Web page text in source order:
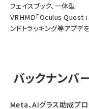
フェイスブック、一体型
VRHMD「Oculus Quest
ンドトラッキング等アプデ
バックナンバ
Meta、AIグラス助成プ